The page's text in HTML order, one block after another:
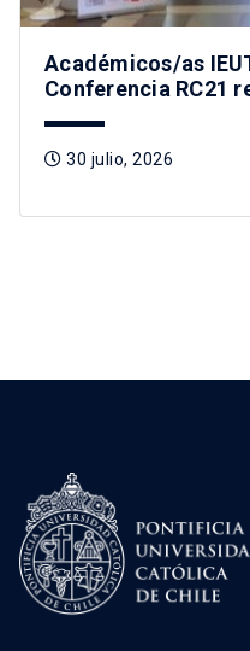
Académicos/as
Conferencia RC21
30 julio, 2026